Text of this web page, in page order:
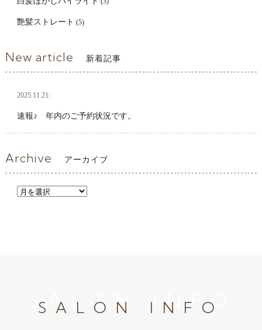
艶髪ストレート (5)
New article 新着記事
2025.11.21:
速報♪ 年内のご予約状況です。
Archive アーカイブ
SALON INFO
SALON INFO